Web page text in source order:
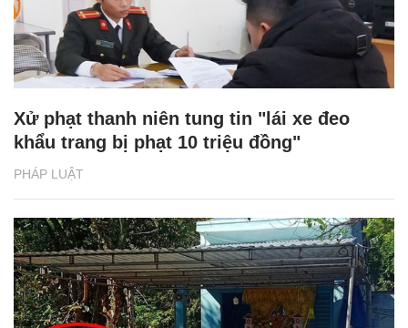
PHÁP LUẬT
Xử phạt thanh niên tung tin "lái xe đeo
khẩu trang bị phạt 10 triệu đồng"